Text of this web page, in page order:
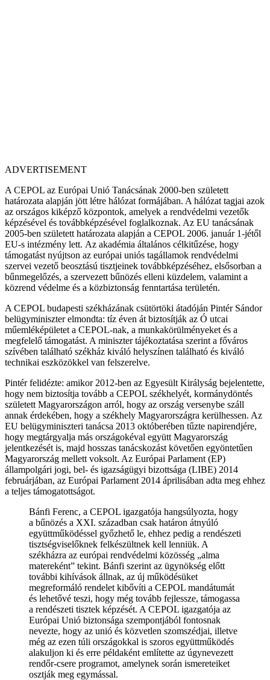
ADVERTISEMENT
A CEPOL az Európai Unió Tanácsának 2000-ben született
határozata alapján jött létre hálózat formájában. A hálózat tagjai azok
az országos kiképző központok, amelyek a rendvédelmi vezetők
képzésével és továbbképzésével foglalkoznak. Az EU tanácsának
2005-ben született határozata alapján a CEPOL 2006. január 1-jétől
EU-s intézmény lett. Az akadémia általános célkitűzése, hogy
támogatást nyújtson az európai uniós tagállamok rendvédelmi
szervei vezető beosztású tisztjeinek továbbképzéséhez, elsősorban a
bűnmegelőzés, a szervezett bűnözés elleni küzdelem, valamint a
közrend védelme és a közbiztonság fenntartása területén.
A CEPOL budapesti székházának csütörtöki átadóján Pintér Sándor
belügyminiszter elmondta: tíz éven át biztosítják az Ó utcai
műemléképületet a CEPOL-nak, a munkakörülményeket és a
megfelelő támogatást. A miniszter tájékoztatása szerint a főváros
szívében található székház kiváló helyszínen található és kiváló
technikai eszközökkel van felszerelve.
Pintér felidézte: amikor 2012-ben az Egyesült Királyság bejelentette,
hogy nem biztosítja tovább a CEPOL székhelyét, kormánydöntés
született Magyarországon arról, hogy az ország versenybe száll
annak érdekében, hogy a székhely Magyarországra kerülhessen. Az
EU belügyminiszteri tanácsa 2013 októberében tűzte napirendjére,
hogy megtárgyalja más országokéval együtt Magyarország
jelentkezését is, majd hosszas tanácskozást követően egyöntetűen
Magyarország mellett voksolt. Az Európai Parlament (EP)
állampolgári jogi, bel- és igazságügyi bizottsága (LIBE) 2014
februárjában, az Európai Parlament 2014 áprilisában adta meg ehhez
a teljes támogatottságot.
Bánfi Ferenc, a CEPOL igazgatója hangsúlyozta, hogy
a bűnözés a XXI. században csak határon átnyúló
együttműködéssel győzhető le, ehhez pedig a rendészeti
tisztségviselőknek felkészültnek kell lenniük. A
székházra az európai rendvédelmi közösség „alma
matereként” tekint. Bánfi szerint az ügynökség előtt
további kihívások állnak, az új működésüket
megreformáló rendelet kibővíti a CEPOL mandátumát
és lehetővé teszi, hogy még tovább fejlessze, támogassa
a rendészeti tisztek képzését. A CEPOL igazgatója az
Európai Unió biztonsága szempontjából fontosnak
nevezte, hogy az unió és közvetlen szomszédjai, illetve
még az ezen túli országokkal is szoros együttműködés
alakuljon ki és erre példaként említette az úgynevezett
rendőr-csere programot, amelynek során ismereteiket
osztják meg egymással.